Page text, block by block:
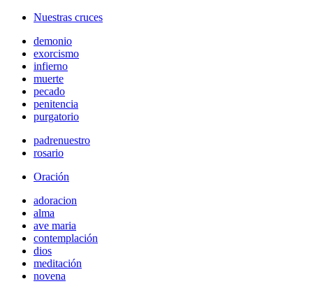
Nuestras cruces
demonio
exorcismo
infierno
muerte
pecado
penitencia
purgatorio
padrenuestro
rosario
Oración
adoracion
alma
ave maria
contemplación
dios
meditación
novena